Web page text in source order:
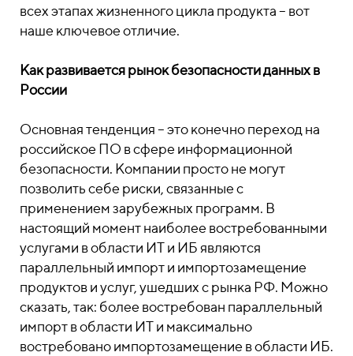
всех этапах жизненного цикла продукта – вот
наше ключевое отличие.
Как развивается рынок безопасности данных в
России
Основная тенденция – это конечно переход на
российское ПО в сфере информационной
безопасности. Компании просто не могут
позволить себе риски, связанные с
применением зарубежных программ. В
настоящий момент наиболее востребованными
услугами в области ИТ и ИБ являются
параллельный импорт и импортозамещение
продуктов и услуг, ушедших с рынка РФ. Можно
сказать, так: более востребован параллельный
импорт в области ИТ и максимально
востребовано импортозамещение в области ИБ.